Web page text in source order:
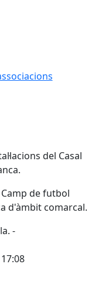
del Casal
de futbol
d'àmbit comarcal.
-